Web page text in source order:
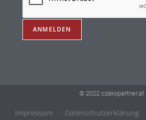
© 2022 czakopartner.at
Impressum Datenschutzerklärung